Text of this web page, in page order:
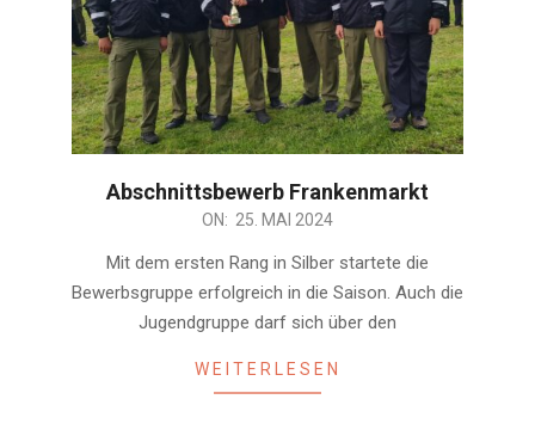
Abschnittsbewerb Frankenmarkt
ON: 25. MAI 2024
Mit dem ersten Rang in Silber startete die
Bewerbsgruppe erfolgreich in die Saison. Auch die
Jugendgruppe darf sich über den
WEITERLESEN